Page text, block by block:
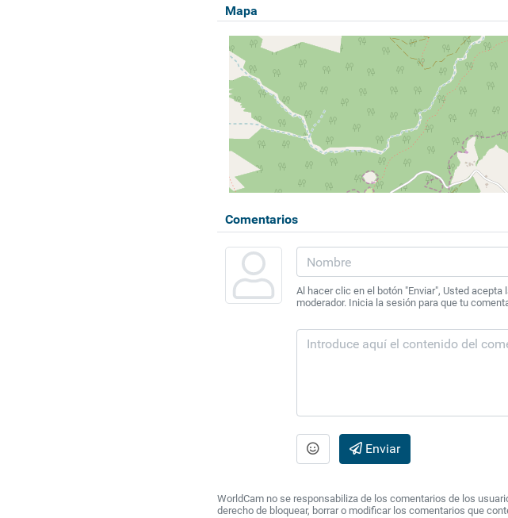
Mapa
Comentarios
Al hacer clic en el botón "Enviar", Usted acepta
moderador. Inicia la sesión para que tu
Enviar
WorldCam no se responsabiliza de los comentarios de los
derecho de bloquear, borrar o modificar los comentarios que